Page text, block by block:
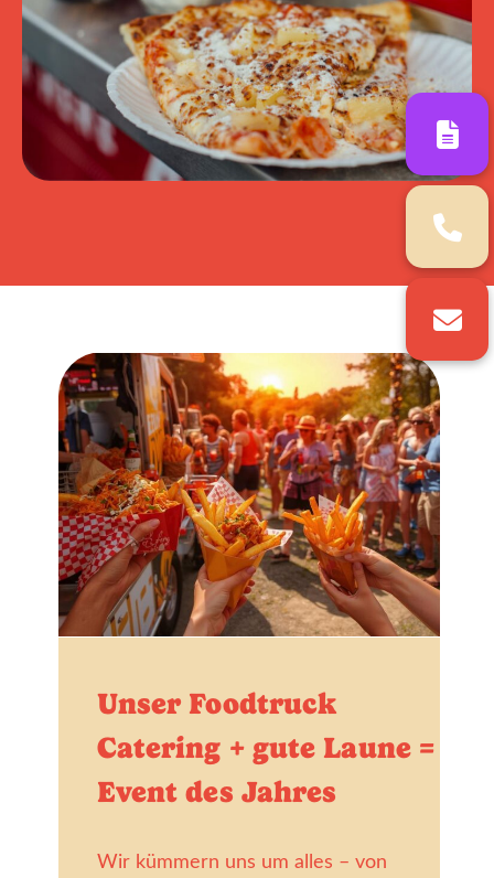
Unser Foodtruck
Catering + gute Laune =
Event des Jahres
Wir kümmern uns um alles – von